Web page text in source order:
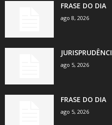
FRASE DO DIA
ago 8, 2026
ago 5, 2026
FRASE DO DIA
ago 5, 2026